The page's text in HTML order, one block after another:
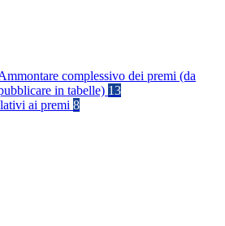
complessivo dei premi (da
in tabelle) 13
ai premi 8